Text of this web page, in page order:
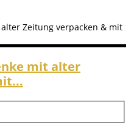
mit alter